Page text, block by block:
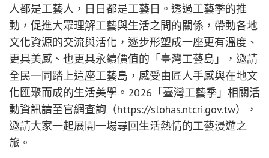
人都是工藝人，日日都是工藝日。透過工藝季的推
動，促進大眾理解工藝與生活之間的關係，帶動各地
文化資源的交流與活化，逐步形塑成一座更有溫度、
更具美感、也更具永續價值的「臺灣工藝島」，邀請
全民一同踏上這座工藝島，感受由匠人手感與在地文
化匯聚而成的生活美學。2026「臺灣工藝季」相關活
動資訊請至官網查詢（https://slohas.ntcri.gov.tw），
邀請大家一起展開一場尋回生活熱情的工藝漫遊之
旅。